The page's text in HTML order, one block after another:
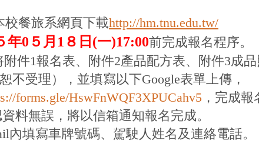
校餐旅系網頁下載http://hm.tnu.edu.tw/
年0５月1８日(一)17:00前完成報名程序。
件1報名表、附件2產品配方表、附件3成品
受理），並填寫以下Google表單上傳，
forms.gle/HswFnWQF3XPUCahv5 ， 完成報
料無誤，將以信箱通知報名完成。
填寫車牌號碼、駕駛人姓名及連絡電話。